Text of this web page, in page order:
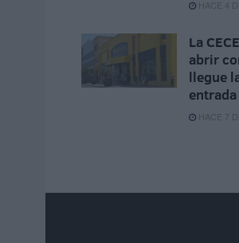
HACE 4
La
abrir
llegue
HACE 7